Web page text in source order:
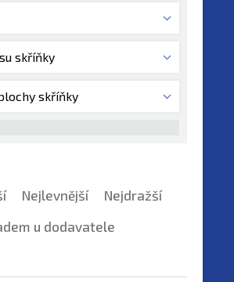
skříňky
skříňky
Nejlevnější
Nejdražší
u dodavatele